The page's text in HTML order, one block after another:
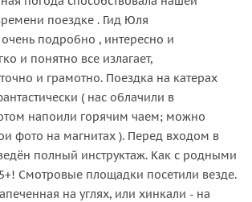
поездке . Гид Юля
подробно , интересно и
и понятно все излагает,
и грамотно. Поездка на катерах
( нас облачили в
напоили горячим чаем; можно
фото на магнитах ). Перед входом в
полный инструктаж. Как с родными
Смотровые площадки посетили везде.
на углях, или хинкали - на